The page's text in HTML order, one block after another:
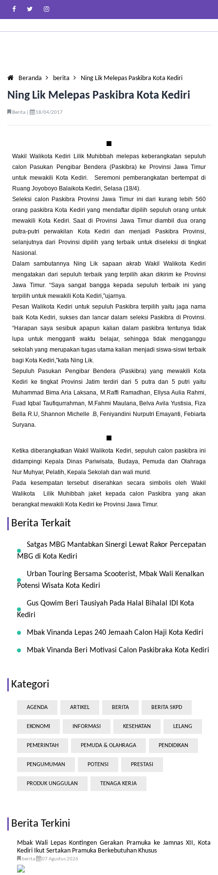
Beranda berita Ning Lik Melepas Paskibra Kota Kediri
Ning Lik Melepas Paskibra Kota Kediri
Berita | 18/04/2017
Wakil Walikota Kediri Lilik Muhibbah melepas keberangkatan sepuluh
calon Pasukan Pengibar Bendera (Paskibra) ke Provinsi Jawa Timur
untuk mewakili Kota Kediri. Seremoni pemberangkatan bertempat di
Ruang Joyoboyo Balaikota Kediri, Selasa (18/4).
Seleksi calon Paskibra Provinsi Jawa Timur ini dari kurang lebih 560
orang paskibra Kota Kediri yang mendaftar dipilih sepuluh orang untuk
mewakili Kota Kediri. Saat di Provinsi Jawa Timur diambil dua orang
putra-putri perwakilan Kota Kediri dan menjadi Paskibra Provinsi,
selanjutnya dari Provinsi dipilih yang terbaik untuk diseleksi di tingkat
Nasional.
Dalam sambutannya Ning Lik sapaan akrab Wakil Walikota Kediri
mengatakan dari sepuluh terbaik yang terpilih akan dikirim ke Provinsi
Jawa Timur. “Saya sangat bangga kepada sepuluh terbaik ini yang
terpilih untuk mewakili Kota Kediri,”ujarnya.
Pesan Walikota Kediri untuk sepuluh Paskibra terpilih yaitu jaga nama
baik Kota Kediri, sukses dan lancar dalam seleksi Paskibra di Provinsi.
“Harapan saya sesibuk apapun kalian dalam paskibra tentunya tidak
lupa untuk mengganti waktu belajar, sehingga tidak mengganggu
sekolah yang merupakan tugas utama kalian menjadi siswa-siswi terbaik
bagi Kota Kediri,”kata Ning Lik.
Sepuluh Pasukan Pengibar Bendera (Paskibra) yang mewakili Kota
Kediri ke tingkat Provinsi Jatim terdiri dari 5 putra dan 5 putri yaitu
Muhammad Bima Aria Laksana, M.Raffi Ramadhan, Ellysa Aulia Rahmi,
Fuad Iqbal Taufiqurrahman, M.Fahmi Maulana, Belva Avila Yustisia, Fiza
Bella R.U, Shannon Michelle .B, Feniyandini Nurputri Emayanti, Febiarta
Suryana.
Ketika diberangkatkan Wakil Walikota Kediri, sepuluh calon paskibra ini
didampingi Kepala Dinas Pariwisata, Budaya, Pemuda dan Olahraga
Nur Muhyar, Pelatih, Kepala Sekolah dan wali murid.
Pada kesempatan tersebut diserahkan secara simbolis oleh Wakil
Walikota Lilik Muhibbah jaket kepada calon Paskibra yang akan
berangkat mewakili Kota Kediri ke Provinsi Jawa Timur.
Berita Terkait
Satgas MBG Mantabkan Sinergi Lewat Rakor Percepatan
MBG di Kota Kediri
Urban Touring Bersama Scooterist, Mbak Wali Kenalkan
Potensi Wisata Kota Kediri
Gus Qowim Beri Tausiyah Pada Halal Bihalal IDI Kota
Kediri
Mbak Vinanda Lepas 240 Jemaah Calon Haji Kota Kediri
Mbak Vinanda Beri Motivasi Calon Paskibraka Kota Kediri
Kategori
AGENDA ARTIKEL BERITA BERITA SKPD
EKONOMI INFORMASI KESEHATAN LELANG
PEMERINTAH PEMUDA & OLAHRAGA PENDIDIKAN
PENGUMUMAN POTENSI PRESTASI
PRODUK UNGGULAN TENAGA KERJA
Berita Terkini
Mbak Wali Lepas Kontingen Gerakan Pramuka ke Jamnas XII, Kota
Kediri Ikut Sertakan Pramuka Berkebutuhan Khusus
berita 07 Agustus 2026